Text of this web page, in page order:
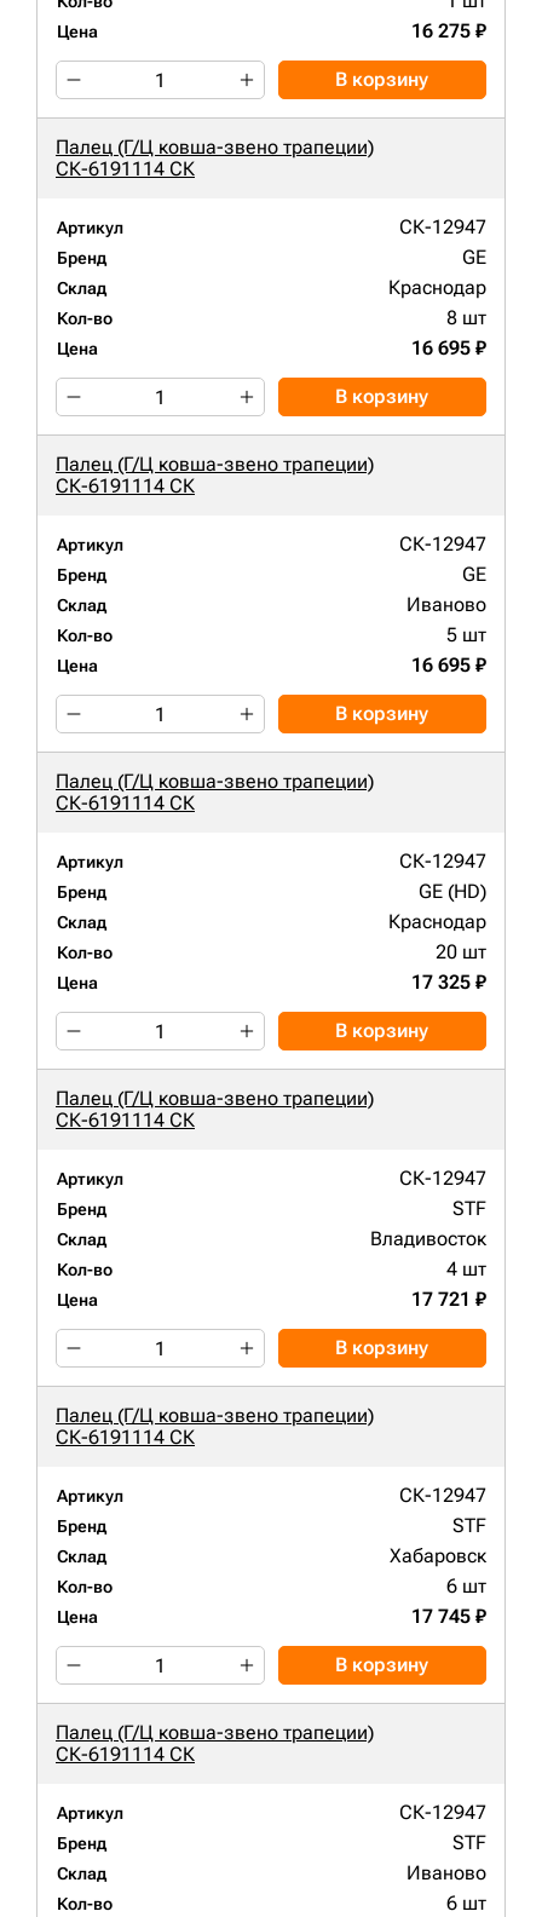
Цена 16 275 ₽
В корзину
Палец (Г/Ц ковша-звено трапеции)
СК-6191114 СК
Артикул СК-12947
Бренд GE
Склад Краснодар
Кол-во 8 шт
Цена 16 695 ₽
В корзину
Палец (Г/Ц ковша-звено трапеции)
СК-6191114 СК
Артикул СК-12947
Бренд GE
Склад Иваново
Кол-во 5 шт
Цена 16 695 ₽
В корзину
Палец (Г/Ц ковша-звено трапеции)
СК-6191114 СК
Артикул СК-12947
Бренд GE (HD)
Склад Краснодар
Кол-во 20 шт
Цена 17 325 ₽
В корзину
Палец (Г/Ц ковша-звено трапеции)
СК-6191114 СК
Артикул СК-12947
Бренд STF
Склад Владивосток
Кол-во 4 шт
Цена 17 721 ₽
В корзину
Палец (Г/Ц ковша-звено трапеции)
СК-6191114 СК
Артикул СК-12947
Бренд STF
Склад Хабаровск
Кол-во 6 шт
Цена 17 745 ₽
В корзину
Палец (Г/Ц ковша-звено трапеции)
СК-6191114 СК
Артикул СК-12947
Бренд STF
Склад Иваново
Кол-во 6 шт